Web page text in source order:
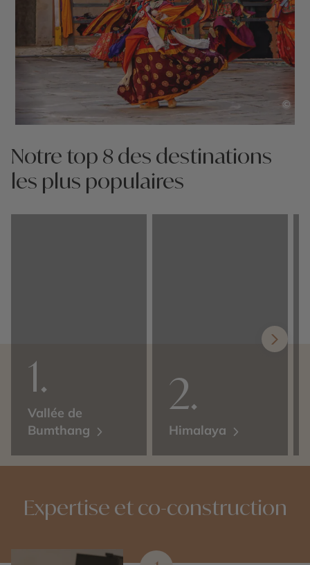
©
Notre top 8 des destinations
les plus populaires
Vallée de
Bumthang
Himalaya
Expertise et co-construction